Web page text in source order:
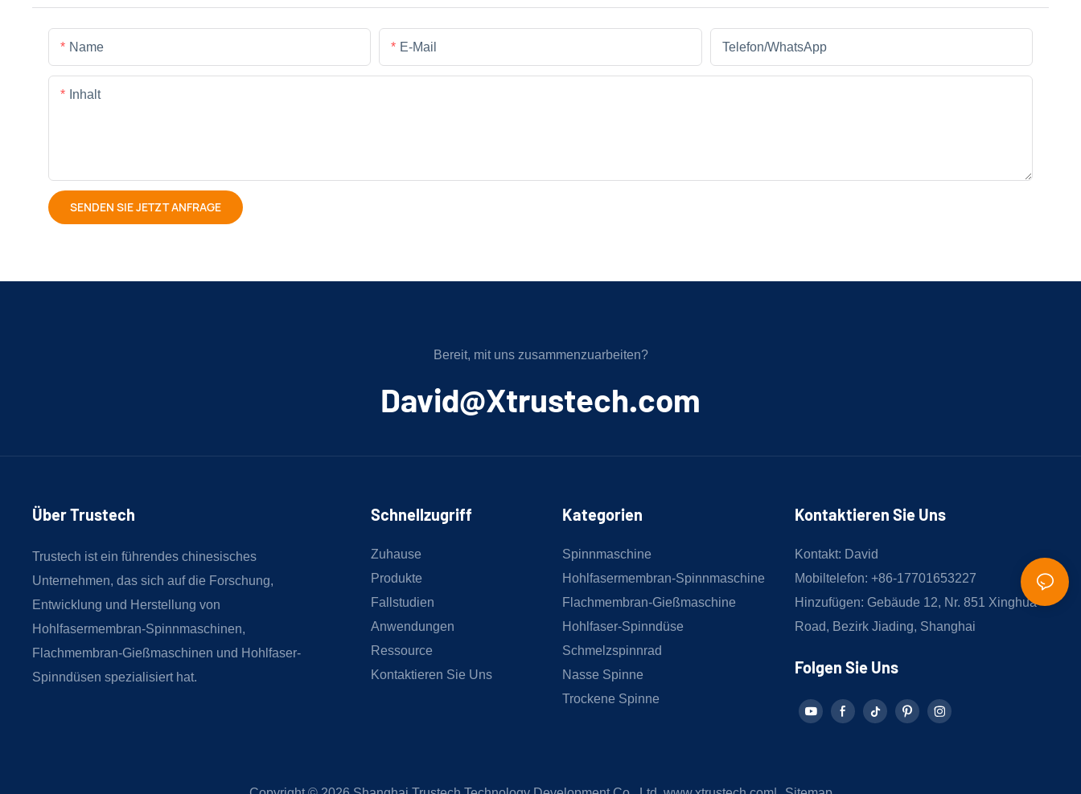
Name E-Mail Telefon/WhatsApp
Inhalt
SENDEN SIE JETZT ANFRAGE
Bereit, mit uns zusammenzuarbeiten?
﻿David@Xtrustech.com
Über Trustech
Trustech ist ein führendes chinesisches
Unternehmen, das sich auf die Forschung,
Entwicklung und Herstellung von
Hohlfasermembran-Spinnmaschinen,
Flachmembran-Gießmaschinen und Hohlfaser-
Spinndüsen spezialisiert hat.
Schnellzugriff
Zuhause
Produkte
Fallstudien
Anwendungen
Ressource
Kontaktieren Sie Uns
Kategorien
Spinnmaschine
Hohlfasermembran-Spinnmaschine
Flachmembran-Gießmaschine
Hohlfaser-Spinndüse
Schmelzspinnrad
Nasse Spinne
Trockene Spinne
Kontaktieren Sie Uns
Kontakt: David
Mobiltelefon: +86-17701653227
Hinzufügen: Gebäude 12, Nr. 851 Xinghua
Road, Bezirk Jiading, Shanghai
Folgen Sie Uns